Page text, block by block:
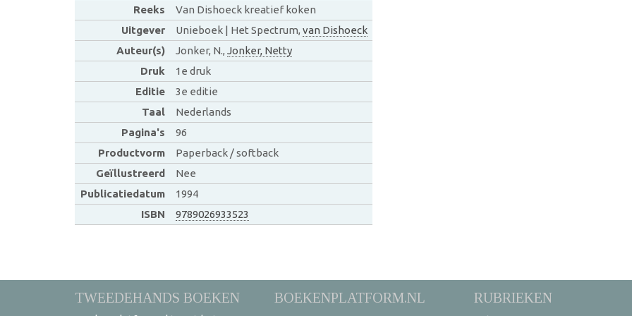
Reeks
Van Dishoeck kreatief koken
Uitgever
Unieboek | Het Spectrum, van Dishoeck
Auteur(s)
Jonker, N., Jonker, Netty
Druk
1e druk
Editie
3e editie
Taal
Nederlands
Pagina's
96
Productvorm
Paperback / softback
Geïllustreerd
Nee
Publicatiedatum
1994
ISBN
9789026933523
TWEEDEHANDS BOEKEN BOEKENPLATFORM.NL RUBRIEKEN